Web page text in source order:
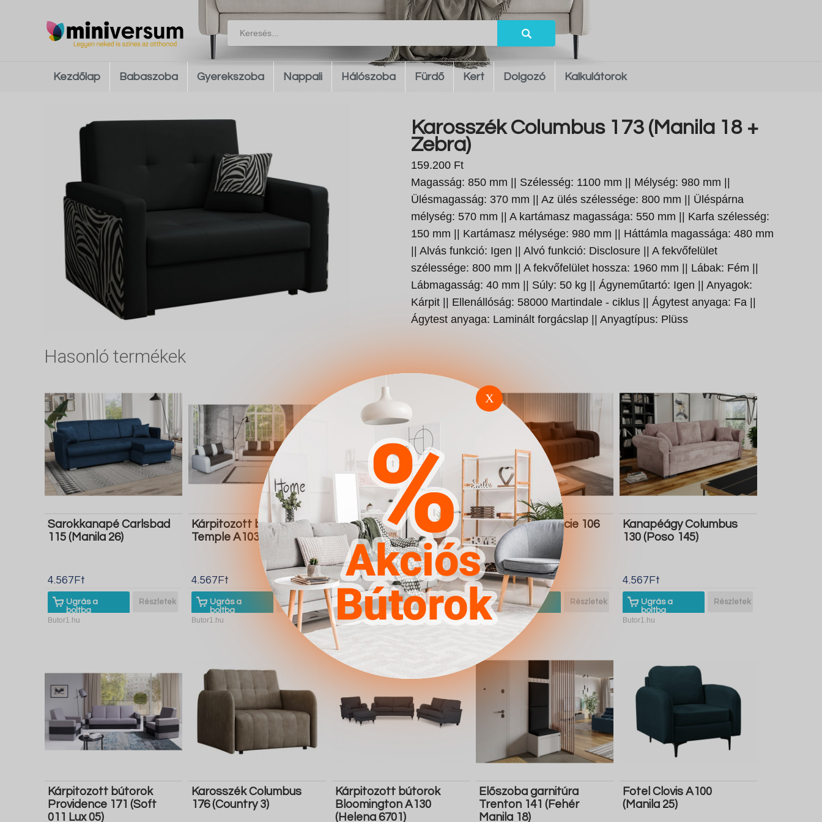
Kezdőlap Babaszoba Gyerekszoba Nappali Hálószoba Fürdő Kert Dolgozó Kalkulátorok
Karosszék Columbus 173 (Manila 18 +
Zebra)
159.200 Ft
Magasság: 850 mm || Szélesség: 1100 mm || Mélység: 980 mm ||
Ülésmagasság: 370 mm || Az ülés szélessége: 800 mm || Üléspárna
mélység: 570 mm || A kartámasz magassága: 550 mm || Karfa szélesség:
150 mm || Kartámasz mélysége: 980 mm || Háttámla magassága: 480 mm
|| Alvás funkció: Igen || Alvó funkció: Disclosure || A fekvőfelület
szélessége: 800 mm || A fekvőfelület hossza: 1960 mm || Lábak: Fém ||
Lábmagasság: 40 mm || Súly: 50 kg || Ágyneműtartó: Igen || Anyagok:
Kárpit || Ellenállóság: 58000 Martindale - ciklus || Ágytest anyaga: Fa ||
Ágytest anyaga: Laminált forgácslap || Anyagtípus: Plüss
Hasonló termékek
Sarokkanapé Carlsbad
115 (Manila 26)
4.567Ft
Ugrás a
boltba
Részletek
Butor1.hu
Kárpitozott bútorok
Temple A103
4.567Ft
Ugrás a
boltba
Részletek
Butor1.hu
Karosszék Seattle E101
(Riviera_97)
4.567Ft
Ugrás a
boltba
Részletek
Butor1.hu
Kanapéágy Muncie 106
(Manila 04)
4.567Ft
Ugrás a
boltba
Részletek
Butor1.hu
Kanapéágy Columbus
130 (Poso 145)
4.567Ft
Ugrás a
boltba
Részletek
Butor1.hu
Kárpitozott bútorok
Providence 171 (Soft
011 Lux 05)
Karosszék Columbus
176 (Country 3)
Kárpitozott bútorok
Bloomington A130
(Helena 6701)
Előszoba garnitúra
Trenton 141 (Fehér
Manila 18)
Fotel Clovis A100
(Manila 25)
X